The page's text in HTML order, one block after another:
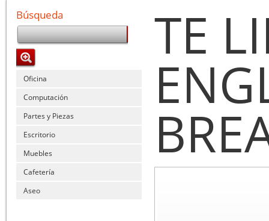
Búsqueda
Oficina
Computación
Partes y Piezas
Escritorio
Muebles
Cafetería
Aseo
TE